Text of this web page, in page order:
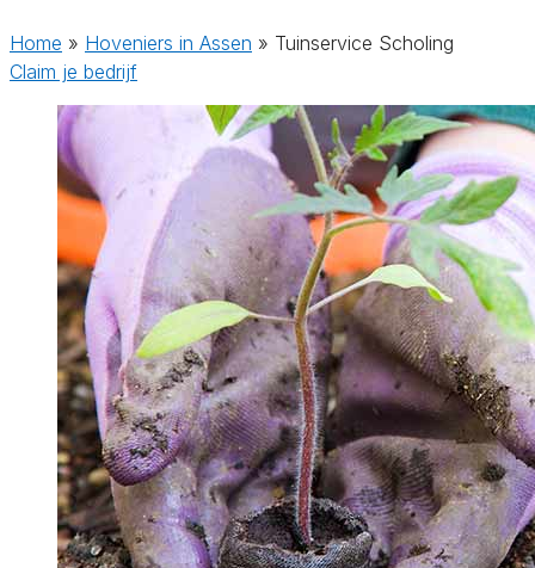
Home » Hoveniers in Assen » Tuinservice Scholing
Claim je bedrijf